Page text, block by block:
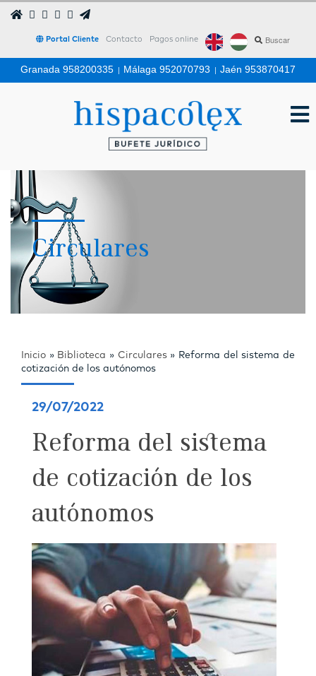
Portal Cliente Contacto Pagos online
Granada 958200335 | Málaga 952070793 | Jaén 953870417
Circulares
Inicio » Biblioteca » Circulares» Reforma del sistema de
cotización de los autónomos
29/07/2022
Reforma del sistema
de cotización de los
autónomos